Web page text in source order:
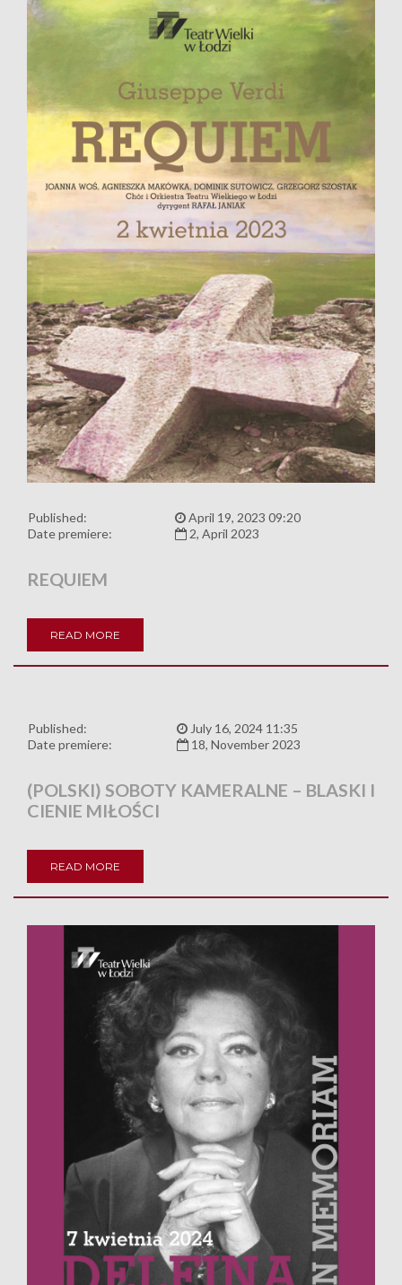
Published:
April 19, 2023 09:20
Date premiere:
2, April 2023
REQUIEM
READ MORE
Published:
July 16, 2024 11:35
Date premiere:
18, November 2023
(POLSKI) SOBOTY KAMERALNE – BLASKI I
CIENIE MIŁOŚCI
READ MORE